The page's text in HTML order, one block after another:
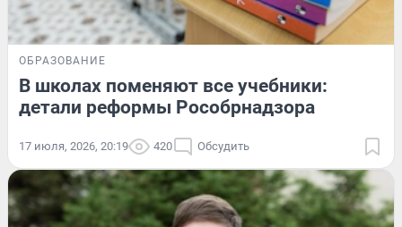
ОБРАЗОВАНИЕ
В школах поменяют все учебники:
детали реформы Рособрнадзора
17 июля, 2026, 20:19 420 Обсудить